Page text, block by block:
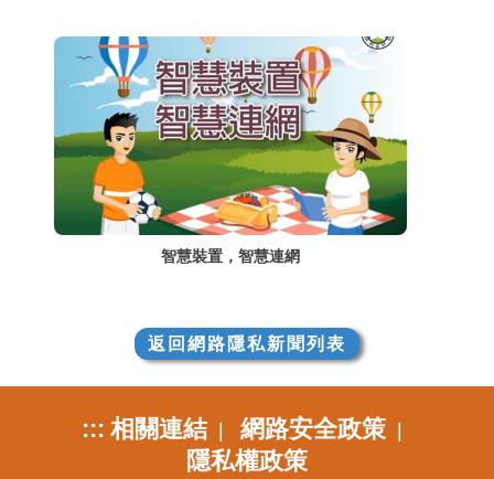
智慧裝置，智慧連網
返回網路隱私新聞列表
::: 相關連結| 網路安全政策|
隱私權政策